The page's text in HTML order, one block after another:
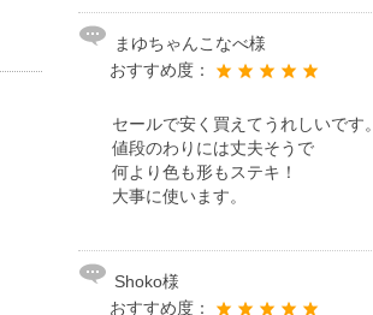
まゆちゃんこなべ様
おすすめ度：
セールで安く買えてうれしいです。
値段のわりには丈夫そうで
何より色も形もステキ！
大事に使います。
Shoko様
おすすめ度：